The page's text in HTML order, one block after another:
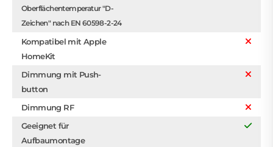
Oberflächentemperatur "D-
Zeichen" nach EN 60598-2-24
Kompatibel mit Apple
HomeKit
Dimmung mit Push-
button
Dimmung RF
Geeignet für
Aufbaumontage